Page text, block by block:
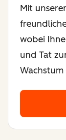
Mit
wobei
und Tat